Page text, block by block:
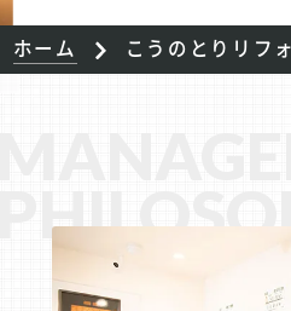
ホーム こうのとりリフ